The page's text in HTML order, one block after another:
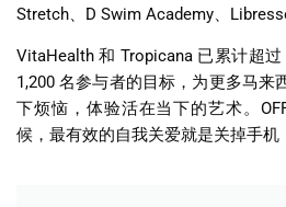
Stretch
D Swim Academy
VitaHealth 和 Tropicana 已累计超过
1,200 名参与者的目标，为更多马来
下烦恼，体验活在当下的艺术。
候，最有效的自我关爱就是关掉手机